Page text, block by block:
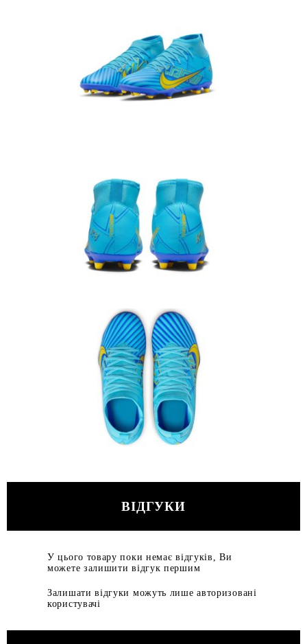
ВІДГУКИ
У цього товару поки немає відгуків, Ви
можете залишити відгук першим
Залишати відгуки можуть лише авторизовані
користувачі